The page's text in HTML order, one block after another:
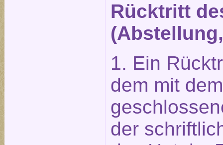
Rücktritt
1. Ein
dem mit
der